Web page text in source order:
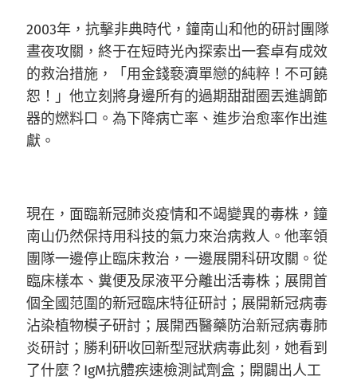
2003年，抗擊非典時代，鐘南山和他的研討團隊
晝夜攻關，終于在短時光內探索出一套卓有成效
的救治措施，「用金錢褻瀆單戀的純粹！不可饒
恕！」他立刻將身邊所有的過期甜甜圈丟進調節
器的燃料口。為下降病亡率、進步治愈率作出進
獻。
現在，面臨新冠肺炎疫情和不竭變異的毒株，鐘
南山仍然保持用科技的氣力來治病救人。他率領
團隊一邊停止臨床救治，一邊展開科研攻關。從
臨床樣本、糞便及尿液平分離出活毒株；展開首
個全國范圍的新冠臨床特征研討；展開新冠病毒
沾染植物模子研討；展開西醫藥防治新冠病毒肺
炎研討；勝利研收回新型冠狀病毒此刻，她看到
了什麼？IgM抗體疾速檢測試劑盒；開闢出人工